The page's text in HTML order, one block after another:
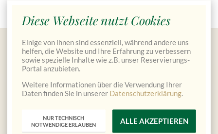
Gutscheine bestellen
Diese Webseite nutzt Cookies
Einige von ihnen sind essenziell, während andere uns
helfen, die Website und Ihre Erfahrung zu verbessern
sowie spezielle Inhalte wie z.B. unser Reservierungs-
Portal anzubieten.
Weitere Informationen über die Verwendung Ihrer
Daten finden Sie in unserer Datenschutzerklärung.
NUR TECHNISCH
NOTWENDIGE ERLAUBEN
ALLE AKZEPTIEREN